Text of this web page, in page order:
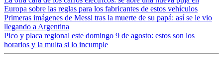
Europa sobre las reglas para los fabricantes de estos vehículos
Primeras imágenes de Messi tras la muerte de su papá: así se le vio
llegando a Argentina
Pico y placa regional este domingo 9 de agosto: estos son los
horarios y la multa si lo incumple